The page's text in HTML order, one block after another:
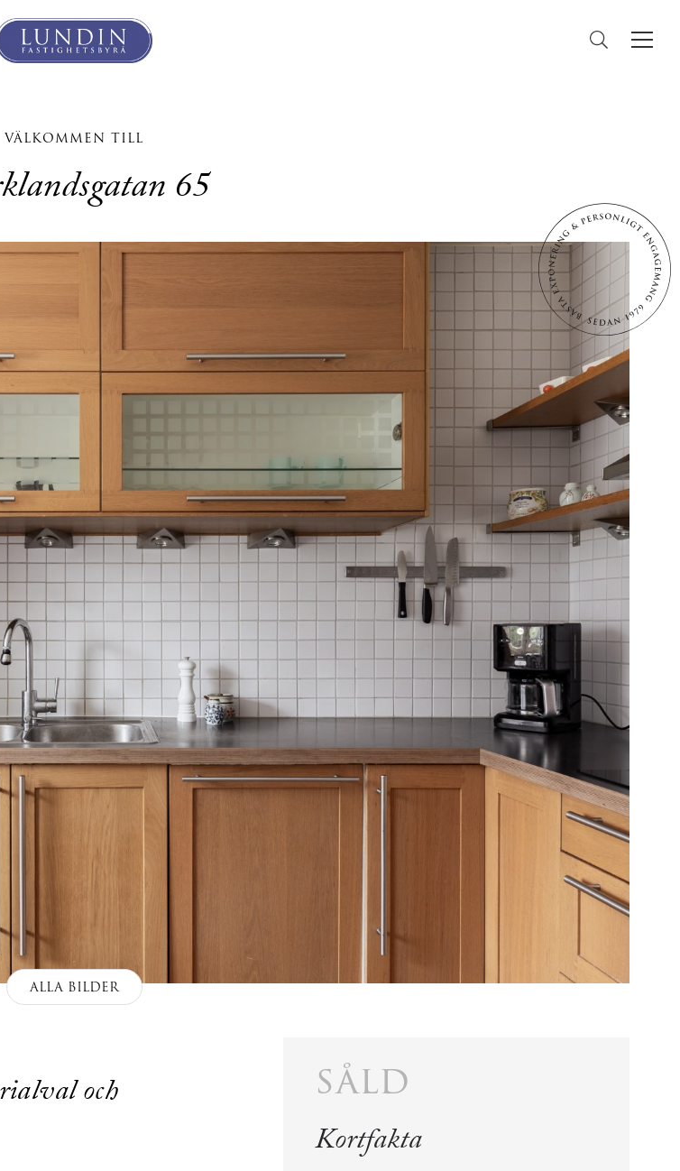
VÄLKOMMEN TILL
65
ALLA BILDER
och
såld
Kortfakta